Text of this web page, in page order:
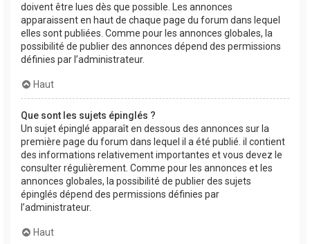
doivent être lues dès que possible. Les annonces
apparaissent en haut de chaque page du forum dans lequel
elles sont publiées. Comme pour les annonces globales, la
possibilité de publier des annonces dépend des permissions
définies par l’administrateur.
Haut
Que sont les sujets épinglés ?
Un sujet épinglé apparaît en dessous des annonces sur la
première page du forum dans lequel il a été publié. il contient
des informations relativement importantes et vous devez le
consulter régulièrement. Comme pour les annonces et les
annonces globales, la possibilité de publier des sujets
épinglés dépend des permissions définies par
l’administrateur.
Haut